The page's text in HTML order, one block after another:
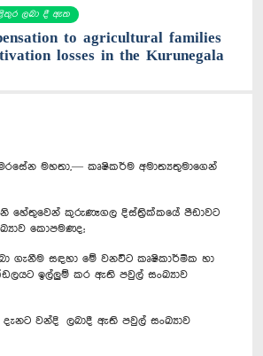
ලබා දී ඇත
to agricultural families
losses in the Kurunegala
මහතා,— කෘෂිකර්ම අමාත්‍යතුමාගෙන්
කුරුණෑගල දිස්ත්‍රික්කයේ පීඩාවට
කොපමණද;
සඳහා මේ වනවිට කෘෂිකාර්මික හා
ඉල්ලුම් කර ඇති පවුල් සංඛ්‍යාව
වන්දි ලබාදී ඇති පවුල් සංඛ්‍යාව